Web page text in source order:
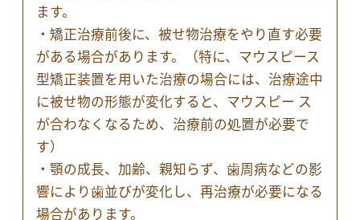
ます。
・矯正治療前後に、被せ物治療をやり直す必要
がある場合があります。（特に、マウスピース
型矯正装置を用いた治療の場合には、治療途中
に被せ物の形態が変化すると、マウスピー ス
が合わなくなるため、治療前の処置が必要で
す）
・顎の成長、加齢、親知らず、歯周病などの影
響により歯並びが変化し、再治療が必要になる
場合があります。